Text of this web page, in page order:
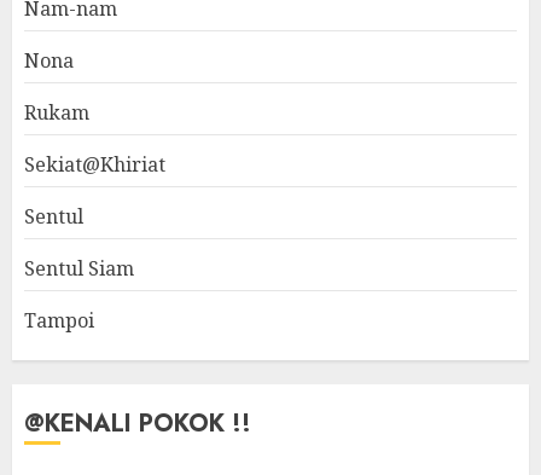
Nam-nam
Nona
Rukam
Sekiat@Khiriat
Sentul
Sentul Siam
Tampoi
@KENALI POKOK !!